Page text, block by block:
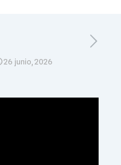
26 junio, 2026